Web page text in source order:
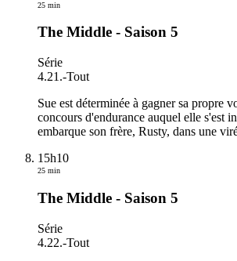
25 min
The Middle - Saison 5
Série
4.21.-Tout
Sue est déterminée à gagner sa propre
concours d'endurance auquel elle s'est
embarque son frère, Rusty, dans une
15h10
25 min
The Middle - Saison 5
Série
4.22.-Tout